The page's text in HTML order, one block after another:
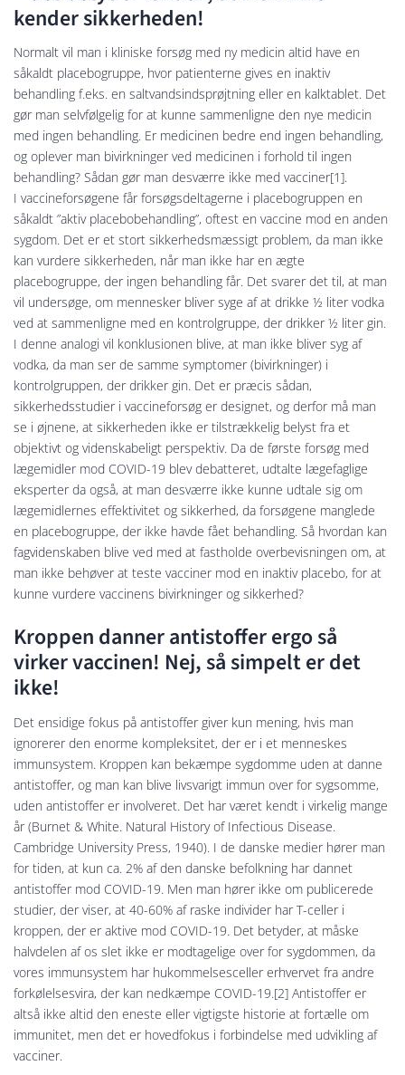
kender sikkerheden!
Normalt vil man i kliniske forsøg med ny medicin altid have en
såkaldt placebogruppe, hvor patienterne gives en inaktiv
behandling f.eks. en saltvandsindsprøjtning eller en kalktablet. Det
gør man selvfølgelig for at kunne sammenligne den nye medicin
med ingen behandling. Er medicinen bedre end ingen behandling,
og oplever man bivirkninger ved medicinen i forhold til ingen
behandling? Sådan gør man desværre ikke med vacciner[1].
I vaccineforsøgene får forsøgsdeltagerne i placebogruppen en
såkaldt ”aktiv placebobehandling”, oftest en vaccine mod en anden
sygdom. Det er et stort sikkerhedsmæssigt problem, da man ikke
kan vurdere sikkerheden, når man ikke har en ægte
placebogruppe, der ingen behandling får. Det svarer det til, at man
vil undersøge, om mennesker bliver syge af at drikke ½ liter vodka
ved at sammenligne med en kontrolgruppe, der drikker ½ liter gin.
I denne analogi vil konklusionen blive, at man ikke bliver syg af
vodka, da man ser de samme symptomer (bivirkninger) i
kontrolgruppen, der drikker gin. Det er præcis sådan,
sikkerhedsstudier i vaccineforsøg er designet, og derfor må man
se i øjnene, at sikkerheden ikke er tilstrækkelig belyst fra et
objektivt og videnskabeligt perspektiv. Da de første forsøg med
lægemidler mod COVID-19 blev debatteret, udtalte lægefaglige
eksperter da også, at man desværre ikke kunne udtale sig om
lægemidlernes effektivitet og sikkerhed, da forsøgene manglede
en placebogruppe, der ikke havde fået behandling. Så hvordan kan
fagvidenskaben blive ved med at fastholde overbevisningen om, at
man ikke behøver at teste vacciner mod en inaktiv placebo, for at
kunne vurdere vaccinens bivirkninger og sikkerhed?
Kroppen danner antistoffer ergo så
virker vaccinen! Nej, så simpelt er det
ikke!
Det ensidige fokus på antistoffer giver kun mening, hvis man
ignorerer den enorme kompleksitet, der er i et menneskes
immunsystem. Kroppen kan bekæmpe sygdomme uden at danne
antistoffer, og man kan blive livsvarigt immun over for sygsomme,
uden antistoffer er involveret. Det har været kendt i virkelig mange
år (Burnet & White. Natural History of Infectious Disease.
Cambridge University Press, 1940). I de danske medier hører man
for tiden, at kun ca. 2% af den danske befolkning har dannet
antistoffer mod COVID-19. Men man hører ikke om publicerede
studier, der viser, at 40-60% af raske individer har T-celler i
kroppen, der er aktive mod COVID-19. Det betyder, at måske
halvdelen af os slet ikke er modtagelige over for sygdommen, da
vores immunsystem har hukommelsesceller erhvervet fra andre
forkølelsesvira, der kan nedkæmpe COVID-19.[2] Antistoffer er
altså ikke altid den eneste eller vigtigste historie at fortælle om
immunitet, men det er hovedfokus i forbindelse med udvikling af
vacciner.